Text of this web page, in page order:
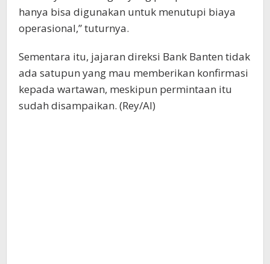
hanya bisa digunakan untuk menutupi biaya
operasional,” tuturnya.
Sementara itu, jajaran direksi Bank Banten tidak
ada satupun yang mau memberikan konfirmasi
kepada wartawan, meskipun permintaan itu
sudah disampaikan. (Rey/Al)